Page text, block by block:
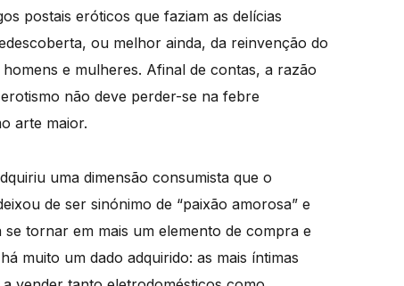
postais eróticos que faziam as delícias
ou melhor ainda, da reinvenção do
e mulheres. Afinal de contas, a razão
não deve perder-se na febre
arte maior.
uma dimensão consumista que o
de ser sinónimo de “paixão amorosa” e
tornar em mais um elemento de compra e
muito um dado adquirido: as mais íntimas